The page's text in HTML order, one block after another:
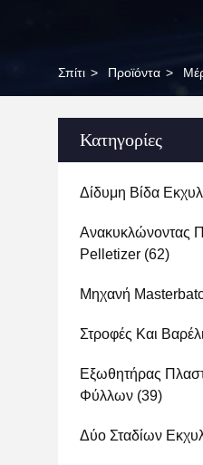
Σπίτι > Προϊόντα >
Κατηγορίες
Δίδυμη Βίδα
Ανακυκλώνοντας
Pelletizer (62)
Μηχανή
Στροφές Και
Εξωθητήρας
Φύλλων (39)
Δύο Σταδίων